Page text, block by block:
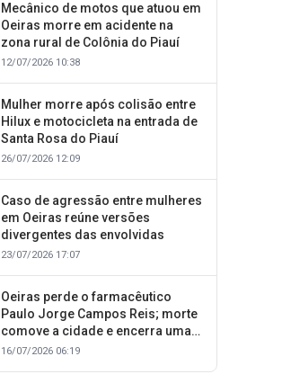
Mecânico de motos que atuou em
Oeiras morre em acidente na
zona rural de Colônia do Piauí
12/07/2026 10:38
Mulher morre após colisão entre
Hilux e motocicleta na entrada de
Santa Rosa do Piauí
26/07/2026 12:09
Caso de agressão entre mulheres
em Oeiras reúne versões
divergentes das envolvidas
23/07/2026 17:07
Oeiras perde o farmacêutico
Paulo Jorge Campos Reis; morte
comove a cidade e encerra uma
trajetória dedicada ao cuidado
16/07/2026 06:19